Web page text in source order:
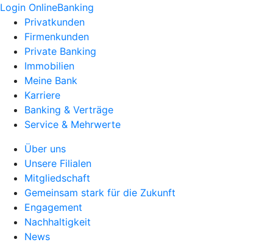
Login OnlineBanking
Privatkunden
Firmenkunden
Private Banking
Immobilien
Meine Bank
Karriere
Banking & Verträge
Service & Mehrwerte
Über uns
Unsere Filialen
Mitgliedschaft
Gemeinsam stark für die Zukunft
Engagement
Nachhaltigkeit
News